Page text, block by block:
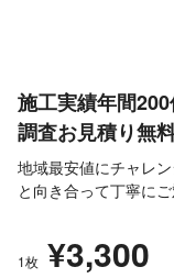
施工実績年間
調査お見積り無
地域最安値にチャレ
と向き合って丁寧に
1枚 ¥3,300